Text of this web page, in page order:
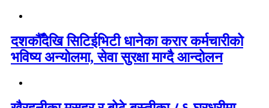
दशकौँदेखि सिटिईभिटी धानेका करार कर्मचारीको
भविष्य अन्योलमा, सेवा सुरक्षा माग्दै आन्दोलन